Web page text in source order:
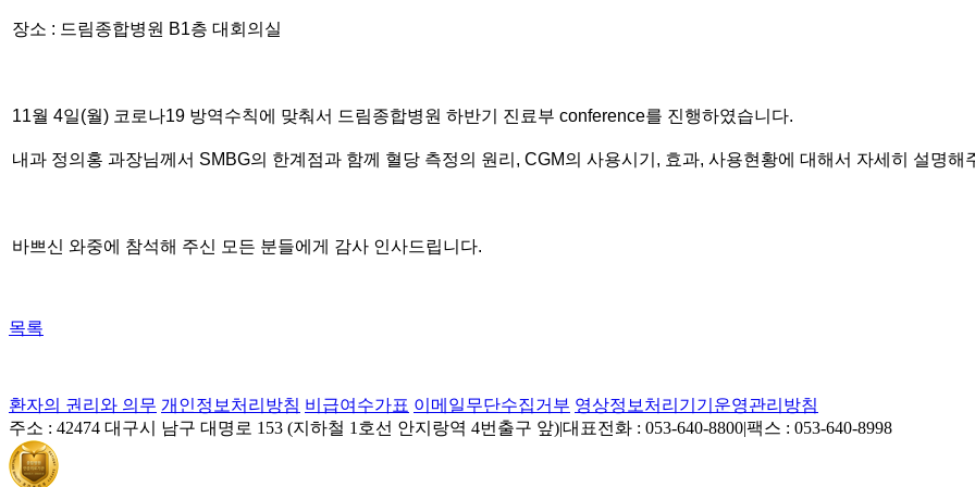
장소 : 드림종합병원 B1층 대회의실
11월 4일(월) 코로나19 방역수칙에 맞춰서 드림종합병원 하반기 진료부 conference를 진행하였습니다.
내과 정의홍 과장님께서 SMBG의 한계점과 함께 혈당 측정의 원리 , CGM의 사용시기 , 효과, 사용현황에 대해서 자세히 설명해
바쁘신 와중에 참석해 주신 모든 분들에게 감사 인사드립니다.
목록
환자의 권리와 의무 개인정보처리방침 비급여수가표 이메일무단수집거부 영상정보처리기기운영관리방침
주소 : 42474 대구시 남구 대명로 153 (지하철 1호선 안지랑역 4번출구 앞)|대표전화 : 053-640-8800|팩스 : 053-640-8998